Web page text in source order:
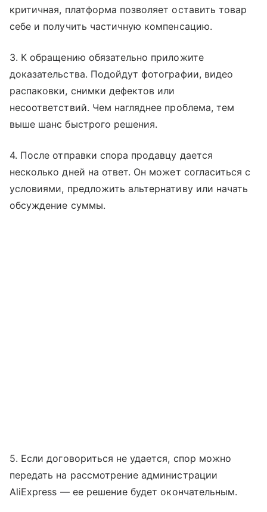
критичная, платформа позволяет оставить товар
себе и получить частичную компенсацию.
3. К обращению обязательно приложите
доказательства. Подойдут фотографии, видео
распаковки, снимки дефектов или
несоответствий. Чем нагляднее проблема, тем
выше шанс быстрого решения.
4. После отправки спора продавцу дается
несколько дней на ответ. Он может согласиться с
условиями, предложить альтернативу или начать
обсуждение суммы.
5. Если договориться не удается, спор можно
передать на рассмотрение администрации
AliExpress — ее решение будет окончательным.